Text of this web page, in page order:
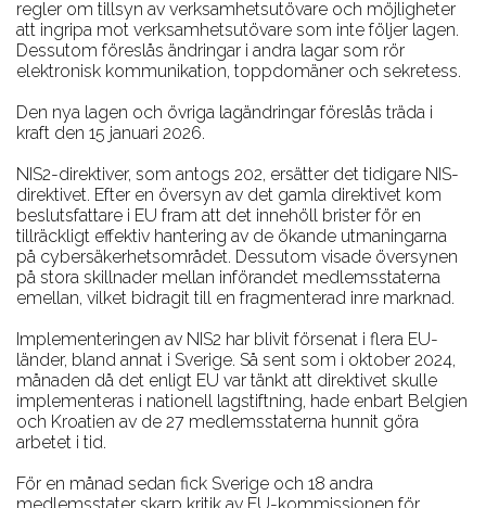
regler om tillsyn av verksamhetsutövare och möjligheter
att ingripa mot verksamhetsutövare som inte följer lagen.
Dessutom föreslås ändringar i andra lagar som rör
elektronisk kommunikation, toppdomäner och sekretess.
Den nya lagen och övriga lagändringar föreslås träda i
kraft den 15 januari 2026.
NIS2-direktiver, som antogs 202, ersätter det tidigare NIS-
direktivet. Efter en översyn av det gamla direktivet kom
beslutsfattare i EU fram att det innehöll brister för en
tillräckligt effektiv hantering av de ökande utmaningarna
på cybersäkerhetsområdet. Dessutom visade översynen
på stora skillnader mellan införandet medlemsstaterna
emellan, vilket bidragit till en fragmenterad inre marknad.
Implementeringen av NIS2 har blivit försenat i flera EU-
länder, bland annat i Sverige. Så sent som i oktober 2024,
månaden då det enligt EU var tänkt att direktivet skulle
implementeras i nationell lagstiftning, hade enbart Belgien
och Kroatien av de 27 medlemsstaterna hunnit göra
arbetet i tid.
För en månad sedan fick Sverige och 18 andra